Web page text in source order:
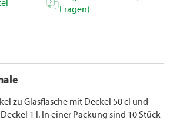
Fragen)
zu Glasflasche mit Deckel 50 cl und
1 l. In einer Packung sind 10 Stück